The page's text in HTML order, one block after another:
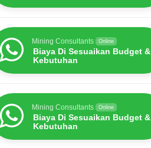
Mining Consultants Online
Biaya Di Sesuaikan Budget &
Kebutuhan
Mining Consultants Online
Biaya Di Sesuaikan Budget &
Kebutuhan